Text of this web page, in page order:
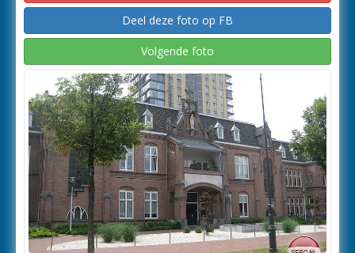
Deel deze foto op FB
Volgende foto